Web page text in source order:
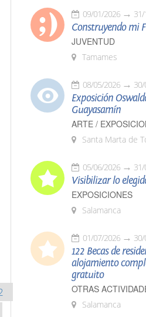
09/01/2026
Construyendo mi
JUVENTUD
Tamames
08/05/2026
Exposición
Guayasamín
ARTE /
Santa Marta de
05/06/2026
Visibilizar lo
EXPOSICIONES
Salamanca
01/07/2026
122 Becas de
alojamiento
gratuito
OTRAS
Salamanca